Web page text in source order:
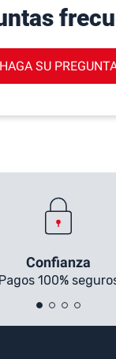
HAGA SU
Confianza
Pagos 100%